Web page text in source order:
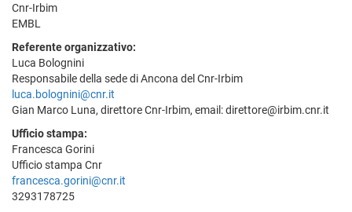
Cnr-Irbim
EMBL
Referente organizzativo:
Luca Bolognini
Responsabile della sede di Ancona del Cnr-Irbim
luca.bolognini@cnr.it
Gian Marco Luna, direttore Cnr-Irbim, email: direttore@irbim.cnr.it
Ufficio stampa:
Francesca Gorini
Ufficio stampa Cnr
francesca.gorini@cnr.it
3293178725